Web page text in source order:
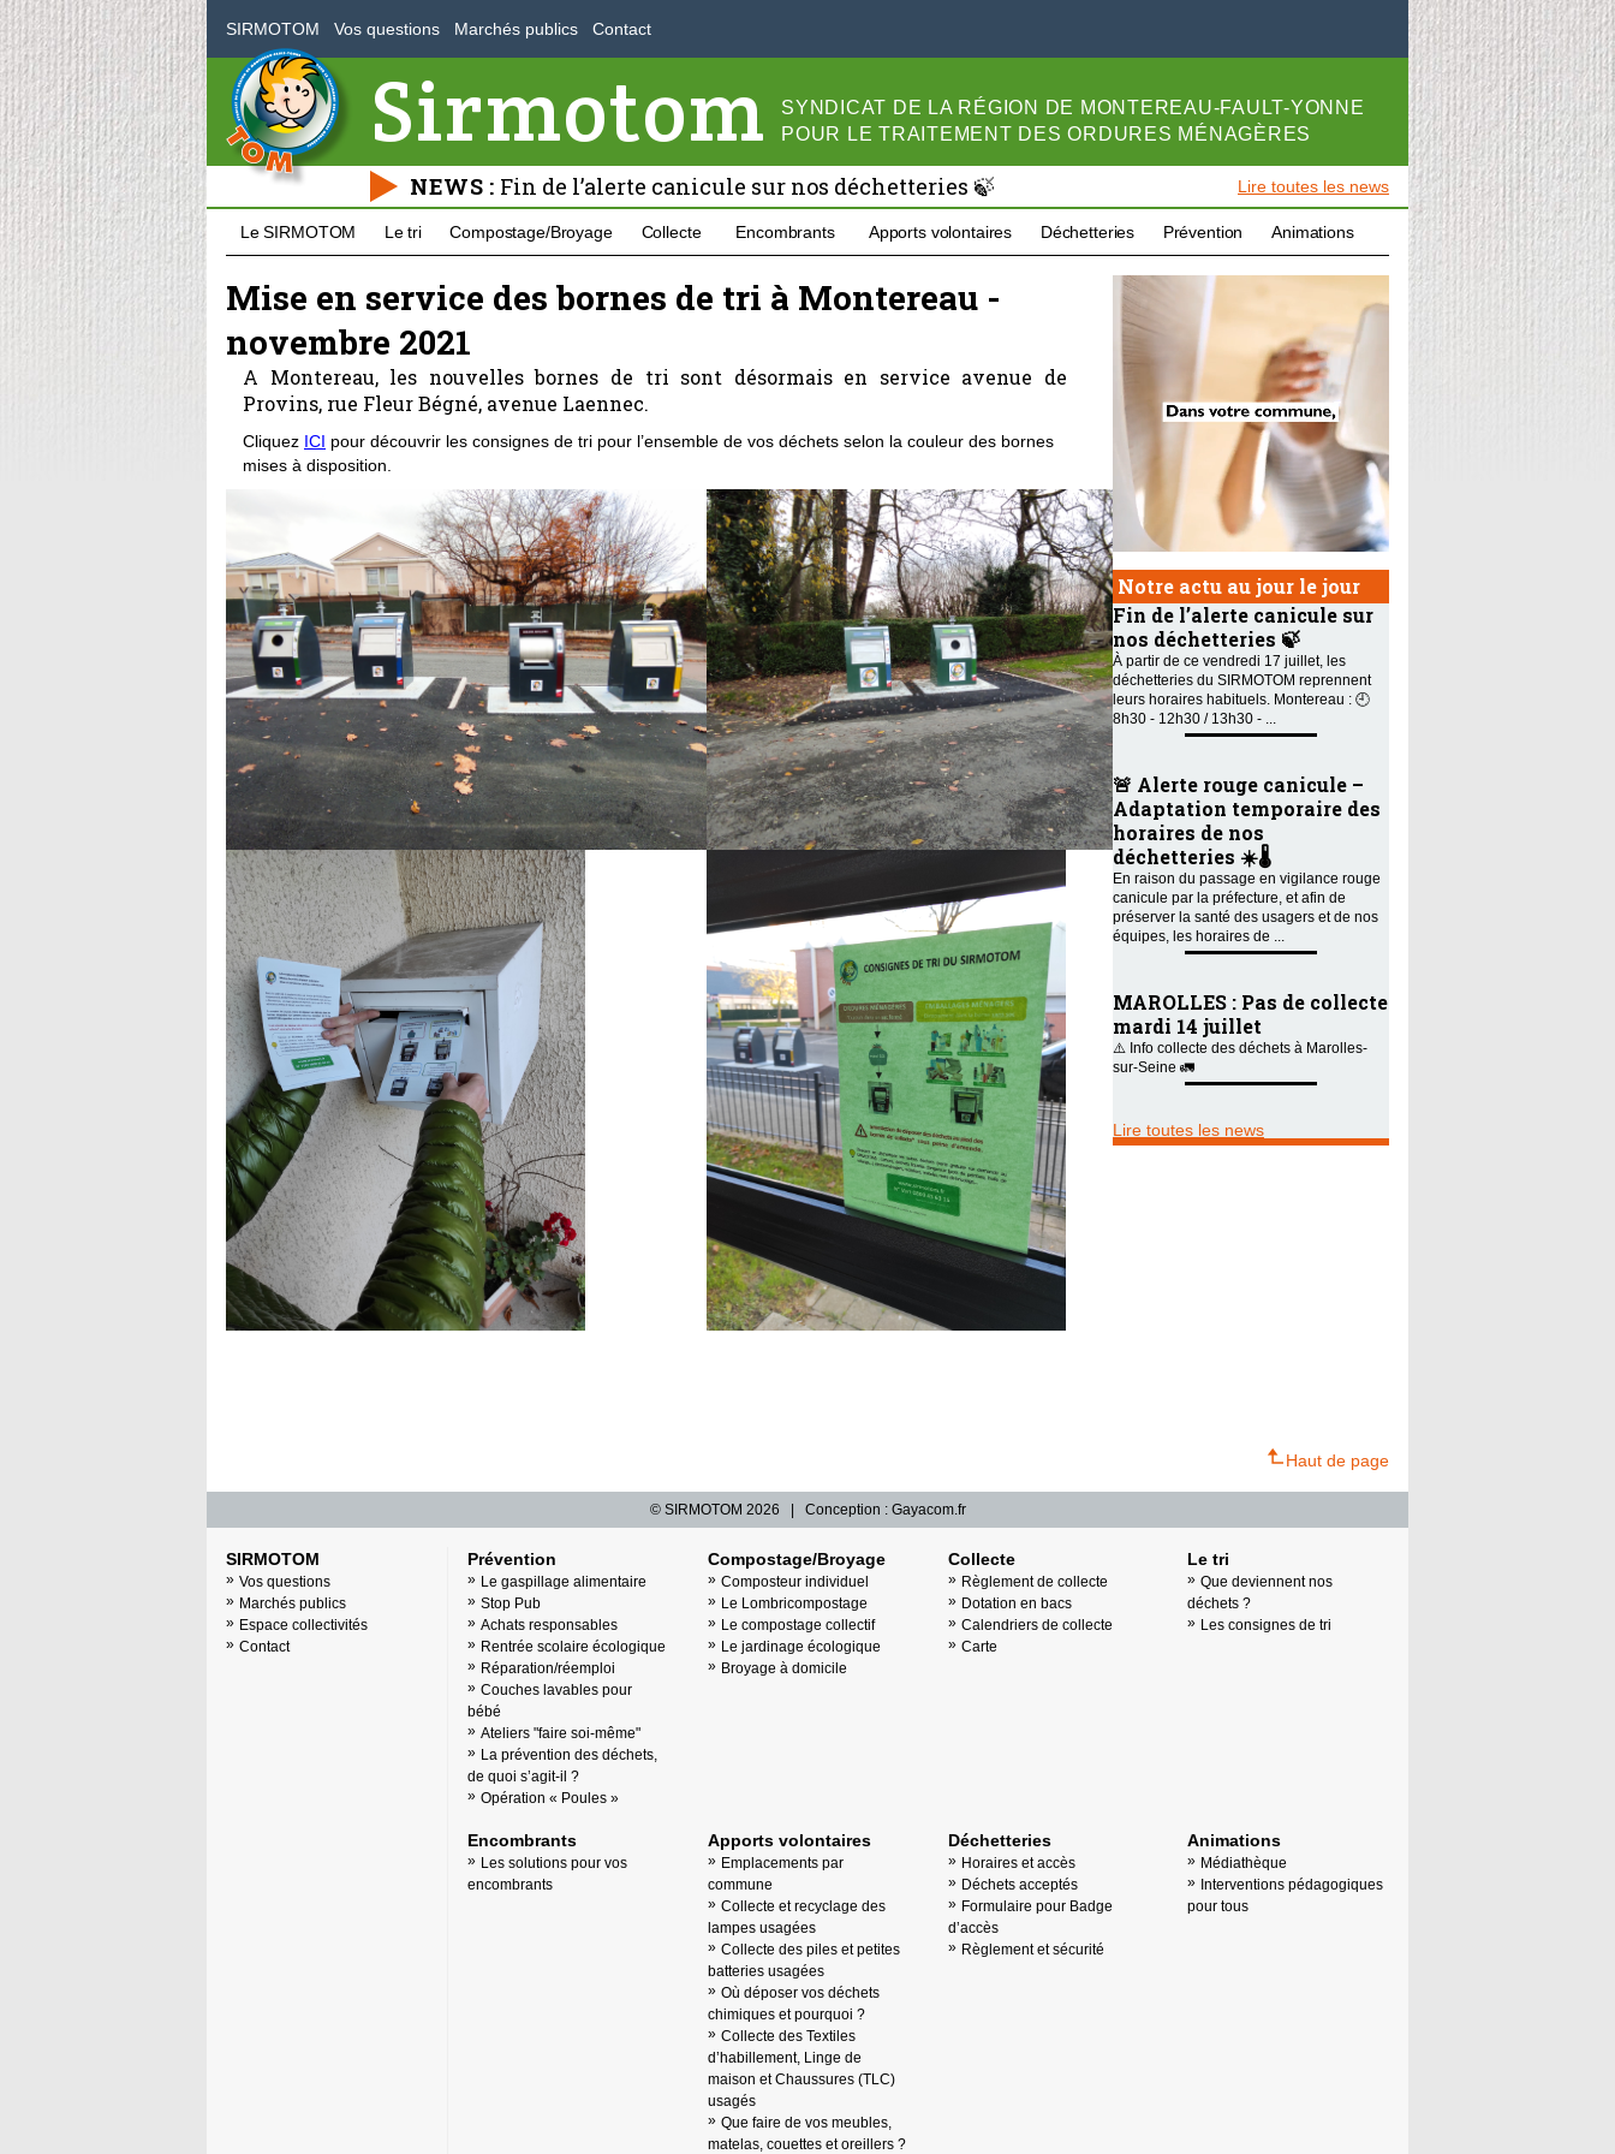
SIRMOTOM Vos questions Marchés publics Contact
Sirmotom SYNDICAT DE LA RÉGION DE MONTEREAU-FAULT-YONNE
POUR LE TRAITEMENT DES ORDURES MÉNAGÈRES
NEWS : Fin de l’alerte canicule sur nos déchetteries 🍃 Lire toutes les news
Le SIRMOTOM Le tri Compostage/Broyage Collecte Encombrants Apports volontaires Déchetteries Prévention Animations
Mise en service des bornes de tri à Montereau -
novembre 2021
A Montereau, les nouvelles bornes de tri sont désormais en service avenue de
Provins, rue Fleur Bégné, avenue Laennec.
Cliquez ICI pour découvrir les consignes de tri pour l’ensemble de vos déchets selon la couleur des bornes
mises à disposition.
Notre actu au jour le jour
Fin de l’alerte canicule sur
nos déchetteries 🍃
À partir de ce vendredi 17 juillet, les
déchetteries du SIRMOTOM reprennent
leurs horaires habituels. Montereau : 🕘
8h30 - 12h30 / 13h30 - ...
🚨 Alerte rouge canicule –
Adaptation temporaire des
horaires de nos
déchetteries ☀️🌡️
En raison du passage en vigilance rouge
canicule par la préfecture, et afin de
préserver la santé des usagers et de nos
équipes, les horaires de ...
MAROLLES : Pas de collecte
mardi 14 juillet
⚠️ Info collecte des déchets à Marolles-
sur-Seine 🚛
Lire toutes les news
Haut de page
© SIRMOTOM 2026 | Conception : Gayacom.fr
SIRMOTOM
Vos questions
Marchés publics
Espace collectivités
Contact
Prévention
Le gaspillage alimentaire
Stop Pub
Achats responsables
Rentrée scolaire écologique
Réparation/réemploi
Couches lavables pour
bébé
Ateliers "faire soi-même"
La prévention des déchets,
de quoi s’agit-il ?
Opération « Poules »
Compostage/Broyage
Composteur individuel
Le Lombricompostage
Le compostage collectif
Le jardinage écologique
Broyage à domicile
Collecte
Règlement de collecte
Dotation en bacs
Calendriers de collecte
Carte
Le tri
Que deviennent nos
déchets ?
Les consignes de tri
Encombrants
Les solutions pour vos
encombrants
Apports volontaires
Emplacements par
commune
Collecte et recyclage des
lampes usagées
Collecte des piles et petites
batteries usagées
Où déposer vos déchets
chimiques et pourquoi ?
Collecte des Textiles
d’habillement, Linge de
maison et Chaussures (TLC)
usagés
Que faire de vos meubles,
matelas, couettes et oreillers ?
Déchetteries
Horaires et accès
Déchets acceptés
Formulaire pour Badge
d’accès
Règlement et sécurité
Animations
Médiathèque
Interventions pédagogiques
pour tous